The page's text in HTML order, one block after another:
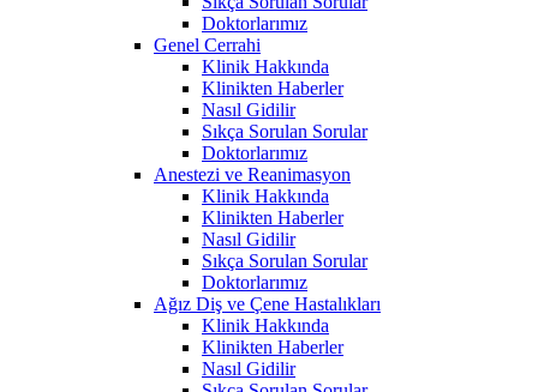
Doktorlarımız
Genel Cerrahi
Klinik Hakkında
Klinikten Haberler
Nasıl Gidilir
Sıkça Sorulan Sorular
Doktorlarımız
Anestezi ve Reanimasyon
Klinik Hakkında
Klinikten Haberler
Nasıl Gidilir
Sıkça Sorulan Sorular
Doktorlarımız
Ağız Diş ve Çene Hastalıkları
Klinik Hakkında
Klinikten Haberler
Nasıl Gidilir